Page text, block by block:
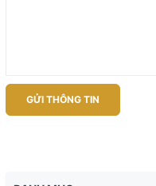
GỬI THÔNG TIN